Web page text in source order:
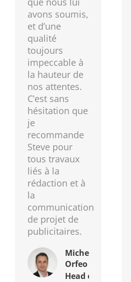
avons soumis,
et d’une
qualité
toujours
impeccable à
la hauteur de
nos attentes.
C’est sans
hésitation que
je
recommande
Steve pour
tous travaux
liés à la
rédaction et à
la
communication
de projet de
publicitaires.
Michele
Orfeo
Head of